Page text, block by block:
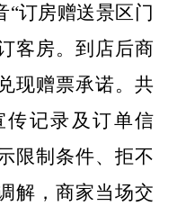
“订房赠送景区门
客房。到店后商
现赠票承诺。共
传记录及订单信
限制条件、拒不
解，商家当场交